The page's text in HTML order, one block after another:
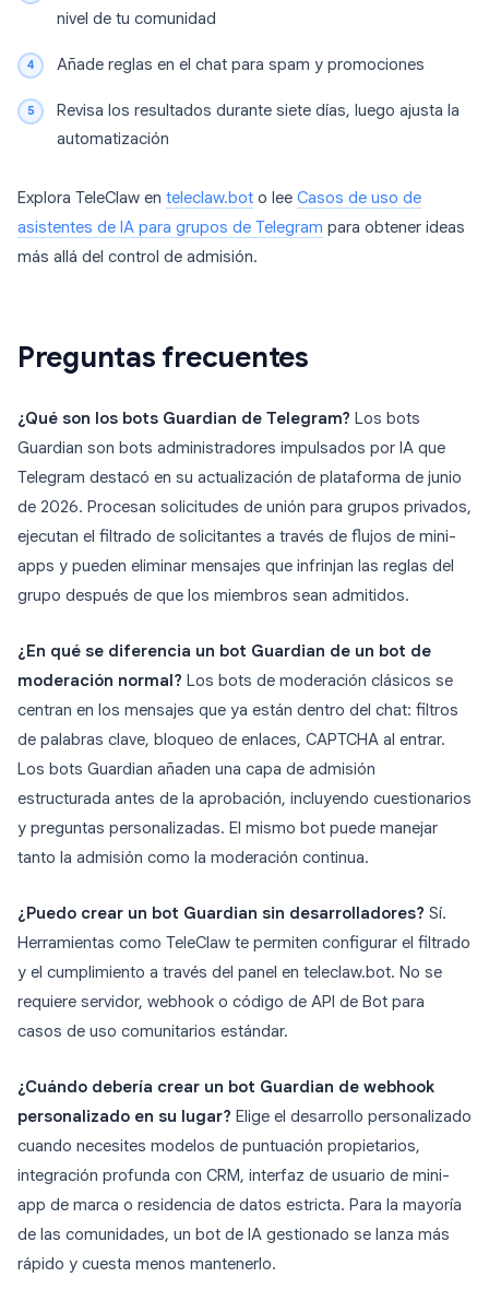
nivel de tu comunidad
Añade reglas en el chat para spam y promociones
Revisa los resultados durante siete días, luego ajusta la
automatización
Explora TeleClaw en teleclaw.bot o lee Casos de uso de
asistentes de IA para grupos de Telegram para obtener ideas
más allá del control de admisión.
Preguntas frecuentes
¿Qué son los bots Guardian de Telegram? Los bots
Guardian son bots administradores impulsados por IA que
Telegram destacó en su actualización de plataforma de junio
de 2026. Procesan solicitudes de unión para grupos privados,
ejecutan el filtrado de solicitantes a través de flujos de mini-
apps y pueden eliminar mensajes que infrinjan las reglas del
grupo después de que los miembros sean admitidos.
¿En qué se diferencia un bot Guardian de un bot de
moderación normal? Los bots de moderación clásicos se
centran en los mensajes que ya están dentro del chat: filtros
de palabras clave, bloqueo de enlaces, CAPTCHA al entrar.
Los bots Guardian añaden una capa de admisión
estructurada antes de la aprobación, incluyendo cuestionarios
y preguntas personalizadas. El mismo bot puede manejar
tanto la admisión como la moderación continua.
¿Puedo crear un bot Guardian sin desarrolladores? Sí.
Herramientas como TeleClaw te permiten configurar el filtrado
y el cumplimiento a través del panel en teleclaw.bot. No se
requiere servidor, webhook o código de API de Bot para
casos de uso comunitarios estándar.
¿Cuándo debería crear un bot Guardian de webhook
personalizado en su lugar? Elige el desarrollo personalizado
cuando necesites modelos de puntuación propietarios,
integración profunda con CRM, interfaz de usuario de mini-
app de marca o residencia de datos estricta. Para la mayoría
de las comunidades, un bot de IA gestionado se lanza más
rápido y cuesta menos mantenerlo.